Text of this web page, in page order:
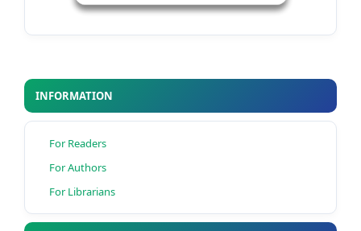
INFORMATION
For Readers
For Authors
For Librarians